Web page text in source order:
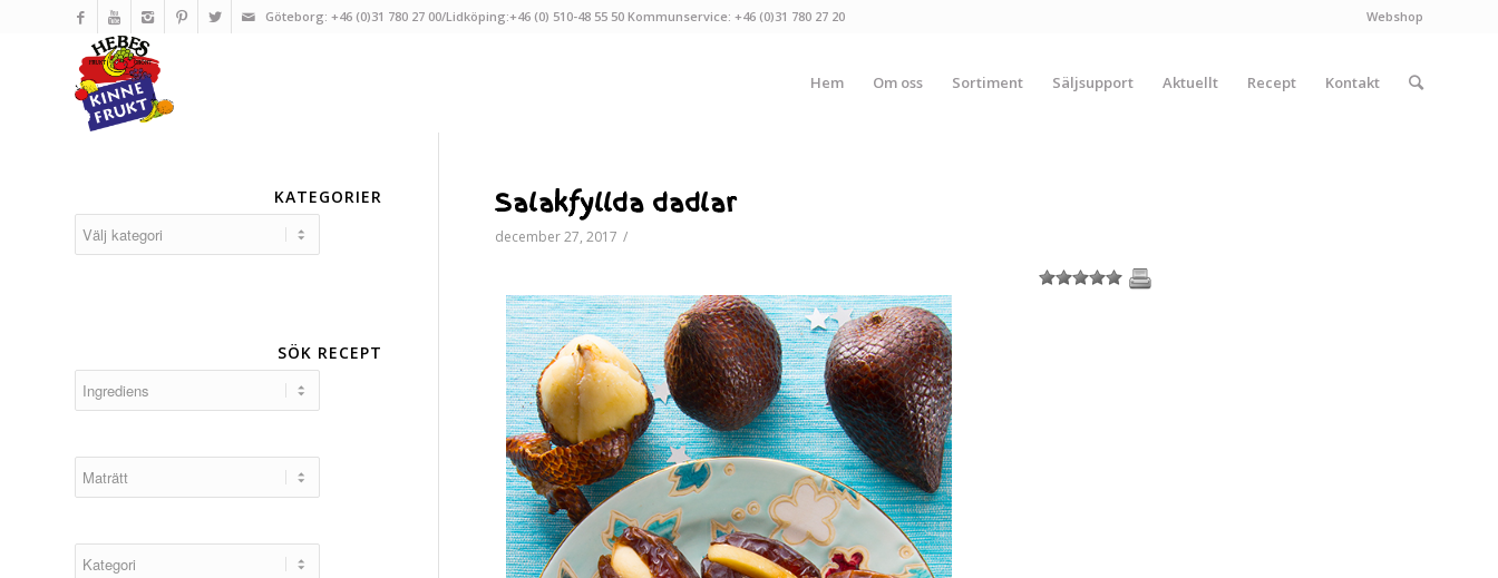
Webshop
Göteborg: +46 (0)31 780 27 00/Lidköping:+46 (0) 510-48 55 50 Kommunservice: +46 (0)31 780 27 20
Hem Om oss Sortiment Säljsupport Aktuellt Recept Kontakt
Salakfyllda dadlar
december 27, 2017 /
1 2 3 4 5
KATEGORIER
SÖK RECEPT